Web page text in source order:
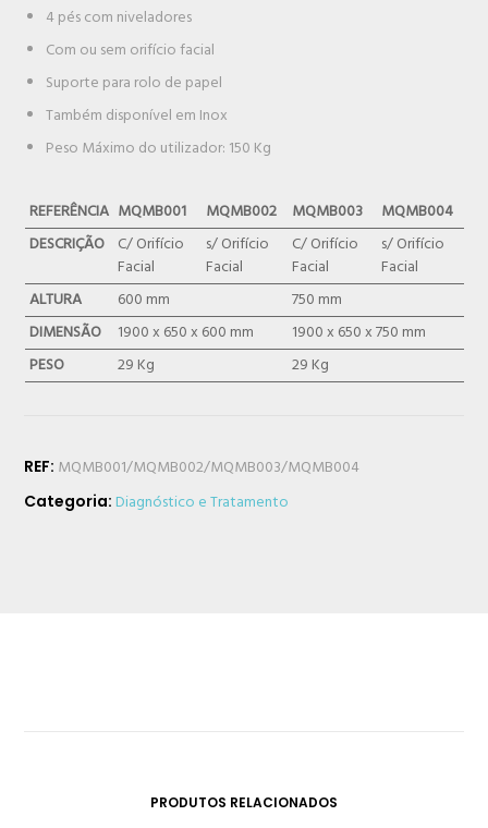
4 pés com niveladores
Com ou sem orifício facial
Suporte para rolo de papel
Também disponível em Inox
Peso Máximo do utilizador: 150 Kg
REFERÊNCIA MQMB001 MQMB002 MQMB003
MQMB004
DESCRIÇÃO C/ Orifício
Facial
s/ Orifício
Facial
C/ Orifício
Facial
s/ Orifício
Facial
ALTURA
600 mm
750 mm
DIMENSÃO
1900 x 650 x 600 mm
1900 x 650 x 750 mm
PESO
29 Kg 29 Kg
REF: MQMB001/MQMB002/MQMB003/MQMB004
Categoria: Diagnóstico e Tratamento
PRODUTOS RELACIONADOS